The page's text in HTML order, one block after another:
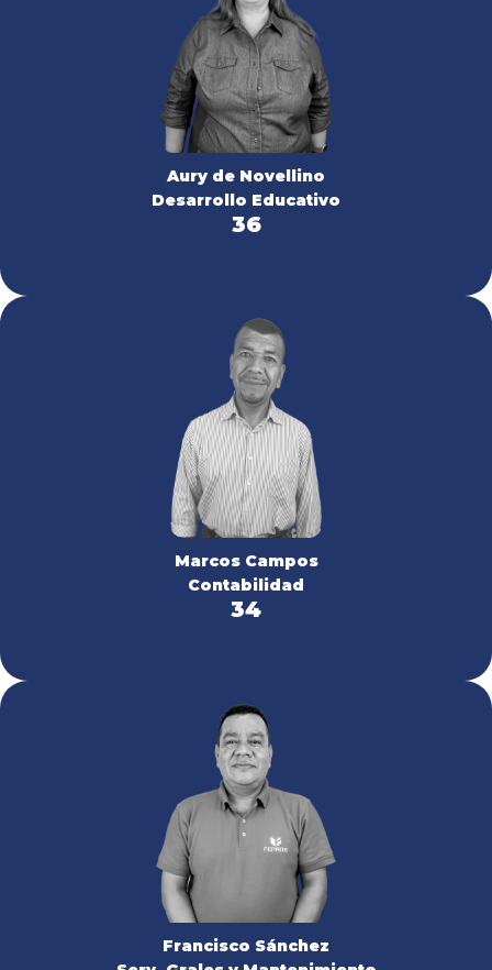
Aury de Novellino
Desarrollo Educativo
36
Marcos Campos
Contabilidad
34
Francisco Sánchez